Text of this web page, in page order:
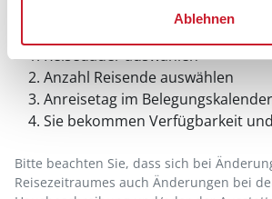
Ablehnen
Belegungskalender
Reisedauer auswählen
Anzahl Reisende auswählen
Anreisetag im
Sie bekommen Verfügbarkeit
Bitte beachten Sie, dass sich bei
Reisezeitraumes auch Änderungen bei